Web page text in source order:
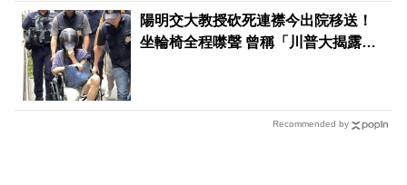
陽明交大教授砍死連襟今出院移送！
坐輪椅全程噤聲 曾稱「川普大揭露」
Recommended by